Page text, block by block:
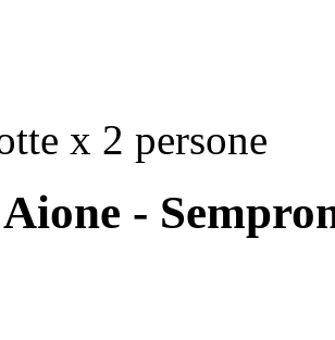
x 2 persone
-